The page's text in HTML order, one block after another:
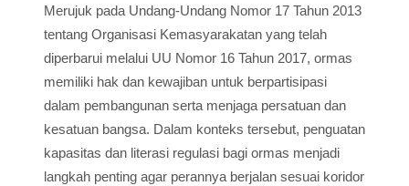
Merujuk pada Undang-Undang Nomor 17 Tahun 2013
tentang Organisasi Kemasyarakatan yang telah
diperbarui melalui UU Nomor 16 Tahun 2017, ormas
memiliki hak dan kewajiban untuk berpartisipasi
dalam pembangunan serta menjaga persatuan dan
kesatuan bangsa. Dalam konteks tersebut, penguatan
kapasitas dan literasi regulasi bagi ormas menjadi
langkah penting agar perannya berjalan sesuai koridor